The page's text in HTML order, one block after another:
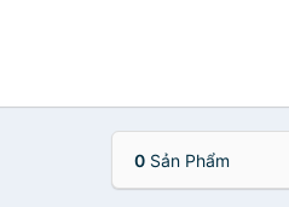
0 Sản Phẩm